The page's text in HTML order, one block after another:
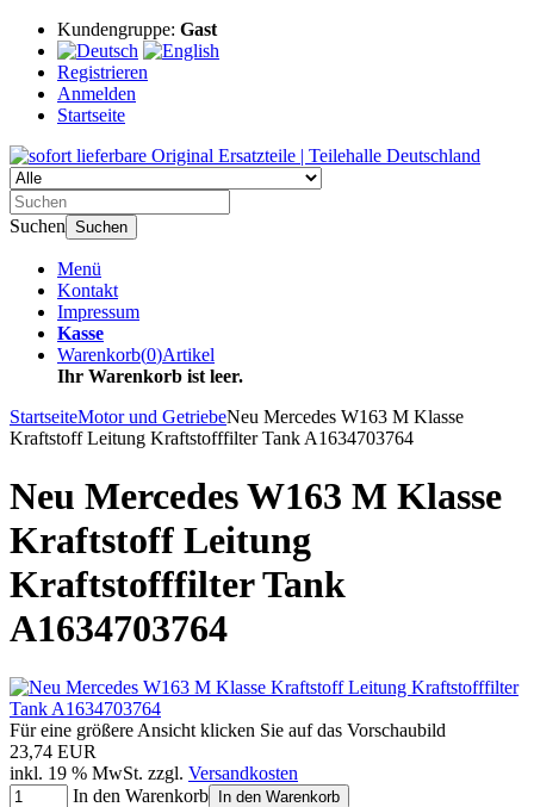
Kundengruppe: Gast
Registrieren
Anmelden
Startseite
Suchen Suchen
Menü
Kontakt
Impressum
Kasse
Warenkorb(0)Artikel
Ihr Warenkorb ist leer.
StartseiteMotor und GetriebeNeu Mercedes W163 M Klasse
Kraftstoff Leitung Kraftstofffilter Tank A1634703764
Neu Mercedes W163 M Klasse
Kraftstoff Leitung
Kraftstofffilter Tank
A1634703764
Für eine größere Ansicht klicken Sie auf das Vorschaubild
23,74 EUR
inkl. 19 % MwSt. zzgl. Versandkosten
In den Warenkorb
In den Warenkorb